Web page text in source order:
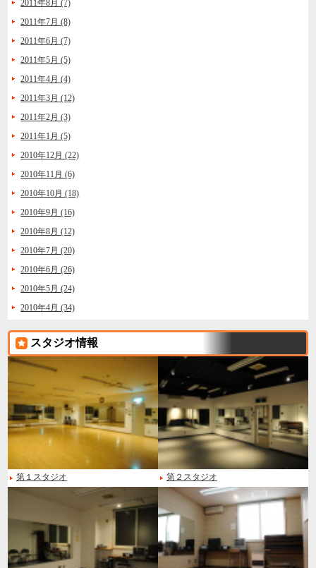
2011年8月 (7)
2011年7月 (8)
2011年6月 (7)
2011年5月 (5)
2011年4月 (4)
2011年3月 (12)
2011年2月 (3)
2011年1月 (5)
2010年12月 (22)
2010年11月 (6)
2010年10月 (18)
2010年9月 (16)
2010年8月 (12)
2010年7月 (20)
2010年6月 (26)
2010年5月 (24)
2010年4月 (34)
スタジオ情報
第１スタジオ 第２スタジオ